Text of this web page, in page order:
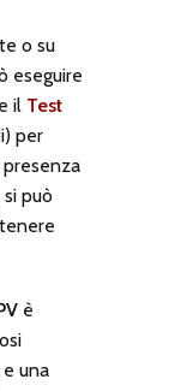
o su
eseguire
il Test
per
può
è
una